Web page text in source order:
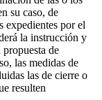
su caso, de
expedientes por el
la instrucción y
de
las medidas de
las de cierre o
resulten